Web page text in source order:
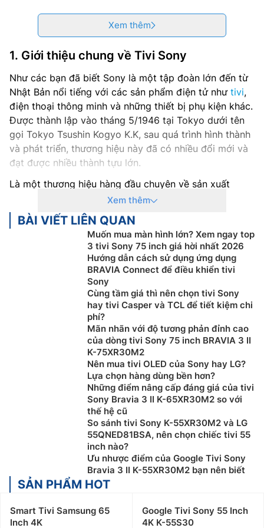
Xem thêm
1. Giới thiệu chung về Tivi Sony
Như các bạn đã biết Sony là một tập đoàn lớn đến từ
Nhật Bản nổi tiếng với các sản phẩm điện tử như tivi,
điện thoại thông minh và những thiết bị phụ kiện khác.
Được thành lập vào tháng 5/1946 tại Tokyo dưới tên
gọi Tokyo Tsushin Kogyo K.K, sau quá trình hình thành
và phát triển, thương hiệu này đã có nhiều đổi mới và
đạt được nhiều thành tựu lớn.
Là một thương hiệu hàng đầu chuyên về sản xuất
, Sony luôn mang đến cho người dùng những
sản phẩm tivi thông minh với chất lượng tốt nhất.
Đến ngày nay, Sony đã đạt được những thành công
nhất định. Hãng luôn thể hiện được chất riêng một
cách mạnh mẽ và ấn tượng. Điển hình cho điều này là
tivi OLEDvới màn hình siêu mỏng, thiết kế
tinh tế và hiện đại.
Tivi Sonythường được sản xuất tại
Malaysia, cùng chế độ bảo hành chính hãng 24 tháng
cho toàn bộ sản phẩm và 12 tháng cho điều khiển từ
2. Đặc điểm nổi bật củaTivi Sony
Chất lượng hình ảnh vượt trội:Một trong những ưu
điểm lớn nhất củativi Sony
ảnh xuất sắc. Công nghệ hình ảnh 4K HDR của Sony
giúp tái tạo màu sắc chân thực và độ tương phản đỉnh
cao. Điều này mang lại trải nghiệm xem phim và chơi
game sống động, như bạn đang ở trong thế giới ảo.
Sử dụng hệ điều hành Android TV thông minh:
tivi Sony sử dụng hệ điều hành Android TV, mang lại
trải nghiệm người dùng mượt mà và dễ sử dụng. Với
Xem thêm
BÀI VIẾT LIÊN QUAN
Muốn mua màn hình lớn? Xem ngay top
3 tivi Sony 75 inch giá hời nhất 2026
Hướng dẫn cách sử dụng ứng dụng
BRAVIA Connect để điều khiển tivi
Sony
Cùng tầm giá thì nên chọn tivi Sony
hay tivi Casper và TCL để tiết kiệm chi
phí?
Mãn nhãn với độ tương phản đỉnh cao
của dòng tivi Sony 75 inch BRAVIA 3 II
K-75XR30M2
Nên mua tivi OLED của Sony hay LG?
Lựa chọn hàng dùng bền hơn?
Những điểm nâng cấp đáng giá của tivi
Sony Bravia 3 II K-65XR30M2 so với
thế hệ cũ
So sánh tivi Sony K-55XR30M2 và LG
55QNED81BSA, nên chọn chiếc tivi 55
inch nào?
Ưu nhược điểm của Google Tivi Sony
Bravia 3 II K-55XR30M2 bạn nên biết
SẢN PHẨM HOT
Smart Tivi Samsung 65
Inch 4K
Google Tivi Sony 55 Inch
4K K-55S30